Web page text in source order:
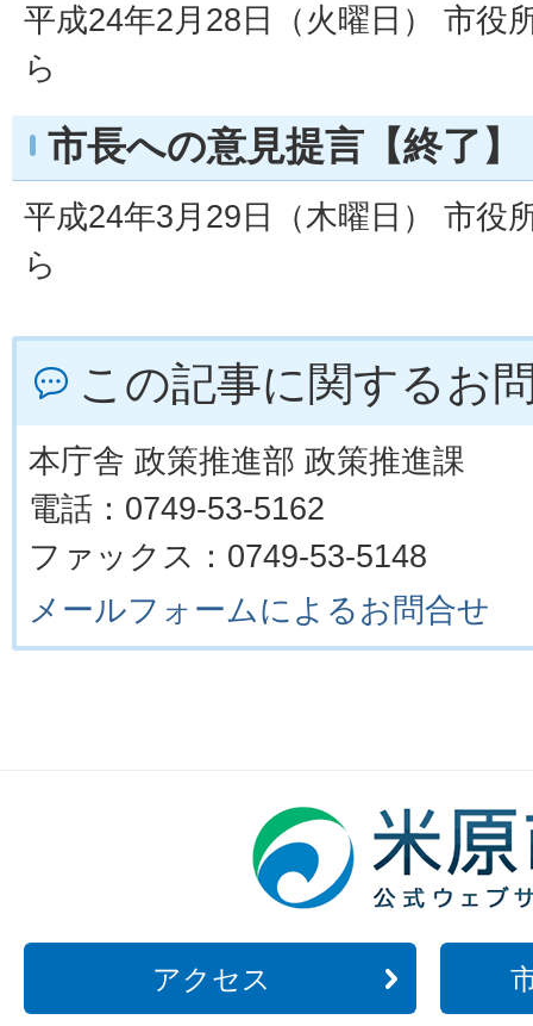
平成24年2月28日（火曜日） 市役
ら
市長への意見提言【終了】
平成24年3月29日（木曜日） 市役
ら
この記事に関するお
本庁舎 政策推進部 政策推進課
電話：0749-53-5162
ファックス：0749-53-5148
メールフォームによるお問合せ
アクセス